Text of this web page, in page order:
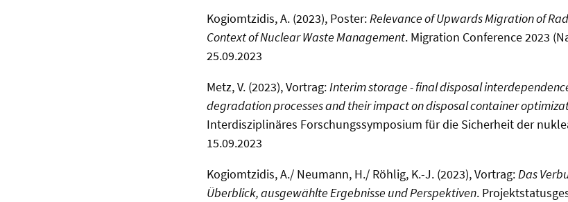
Kogiomtzidis, A. (2023), Poster:Relevance of Upwards Migration of
Context of Nuclear Waste Management. Migration Conference 2023
25.09.2023
Metz, V. (2023), Vortrag:Interim storage - final disposal
degradation processes and their impact on disposal container
Interdisziplinäres Forschungssymposium für die Sicherheit der
15.09.2023
Kogiomtzidis, A./ Neumann, H./ Röhlig, K.-J. (2023), Vortrag:Das
Überblick, ausgewählte Ergebnisse und Perspektiven.